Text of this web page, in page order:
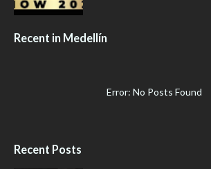
Recent in Medellín
Error: No Posts Found
Recent Posts